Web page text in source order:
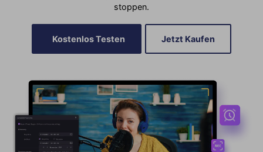
Upgrade auf DemoCreator 8
DOWNLOAD JETZT KAUFENAnmelden
stoppen.
Kostenlos Testen Jetzt Kaufen